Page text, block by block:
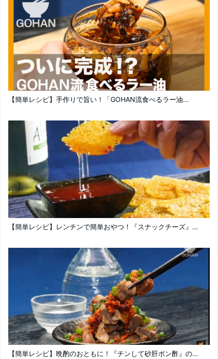
【簡単レシピ】手作りで旨い！「GOHAN流食べるラー油...
【簡単レシピ】レンチンで簡単おやつ！『スナックチーズ』...
【簡単レシピ】晩酌のおともに！『チンして砂肝ポン酢』の...